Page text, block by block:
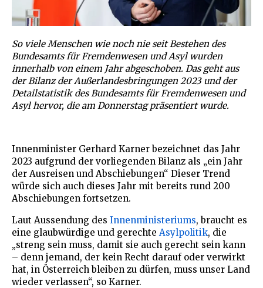
So viele Menschen wie noch nie seit Bestehen des
Bundesamts für Fremdenwesen und Asyl wurden
innerhalb von einem Jahr abgeschoben. Das geht aus
der Bilanz der Außerlandesbringungen 2023 und der
Detailstatistik des Bundesamts für Fremdenwesen und
Asyl hervor, die am Donnerstag präsentiert wurde.
Innenminister Gerhard Karner bezeichnet das Jahr
2023 aufgrund der vorliegenden Bilanz als „ein Jahr
der Ausreisen und Abschiebungen“ Dieser Trend
würde sich auch dieses Jahr mit bereits rund 200
Abschiebungen fortsetzen.
Laut Aussendung des Innenministeriums, braucht es
eine glaubwürdige und gerechte Asylpolitik, die
„streng sein muss, damit sie auch gerecht sein kann
– denn jemand, der kein Recht darauf oder verwirkt
hat, in Österreich bleiben zu dürfen, muss unser Land
wieder verlassen“, so Karner.